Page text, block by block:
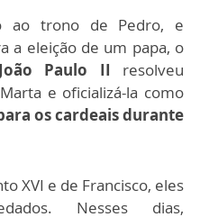
ao trono de Pedro, e
a eleição de um papa, o
Paulo II resolveu
e oficializá-la como
os cardeais durante
XVI e de Francisco, eles
Nesses dias,